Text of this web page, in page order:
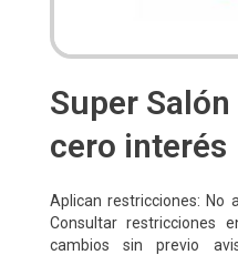
Super
cero interés
Aplican restricciones: No
Consultar restricciones
cambios sin previo